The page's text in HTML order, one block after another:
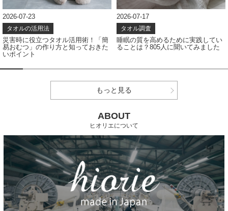
2026-07-23
タオルの活用法
災害時に役立つタオル活用術！「簡
易おむつ」の作り方と知っておきた
いポイント
2026-07-17
タオル調査
睡眠の質を高めるために実践してい
ることは？805人に聞いてみました
もっと見る
ABOUT
ヒオリエについて